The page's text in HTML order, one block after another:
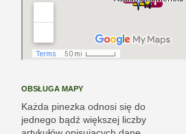
OBSŁUGA MAPY
Każda pinezka odnosi się do
jednego bądź większej liczby